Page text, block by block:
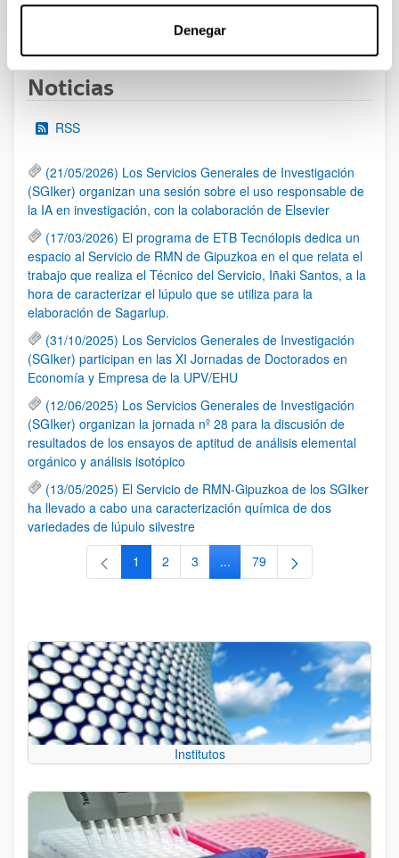
Denegar
Páginas intermedias Use TAB para desplazarse.
PáginaPágina
Noticias
RSS
(21/05/2026) Los Servicios Generales de Investigación
(SGIker) organizan una sesión sobre el uso responsable de
la IA en investigación, con la colaboración de Elsevier
(17/03/2026) El programa de ETB Tecnólopis dedica un
espacio al Servicio de RMN de Gipuzkoa en el que relata el
trabajo que realiza el Técnico del Servicio, Iñaki Santos, a la
hora de caracterizar el lúpulo que se utiliza para la
elaboración de Sagarlup.
(31/10/2025) Los Servicios Generales de Investigación
(SGIker) participan en las XI Jornadas de Doctorados en
Economía y Empresa de la UPV/EHU
(12/06/2025) Los Servicios Generales de Investigación
(SGIker) organizan la jornada nº 28 para la discusión de
resultados de los ensayos de aptitud de análisis elemental
orgánico y análisis isotópico
(13/05/2025) El Servicio de RMN-Gipuzkoa de los SGIker
ha llevado a cabo una caracterización química de dos
variedades de lúpulo silvestre
Página
1 Página
2 Página
3 ...Páginas intermedias Use TAB
Página
79
Institutos